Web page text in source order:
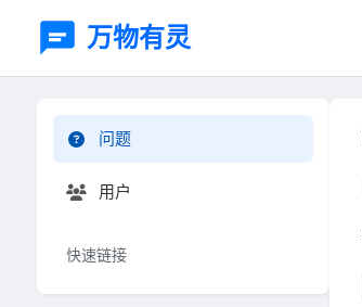
万物有灵
问题
用户
快速链接